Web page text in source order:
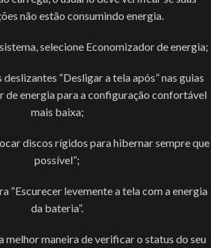
não estão consumindo energia.
selecione Economizador de energia;
“Desligar a tela após” nas guias
de energia para a configuração confortável
mais baixa;
discos rígidos para hibernar sempre que
possível”;
“Escurecer levemente a tela com a energia
da bateria”.
melhor maneira de verificar o status do seu